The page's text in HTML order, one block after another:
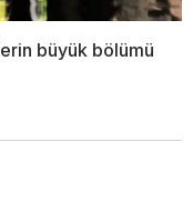
büyük bölümü